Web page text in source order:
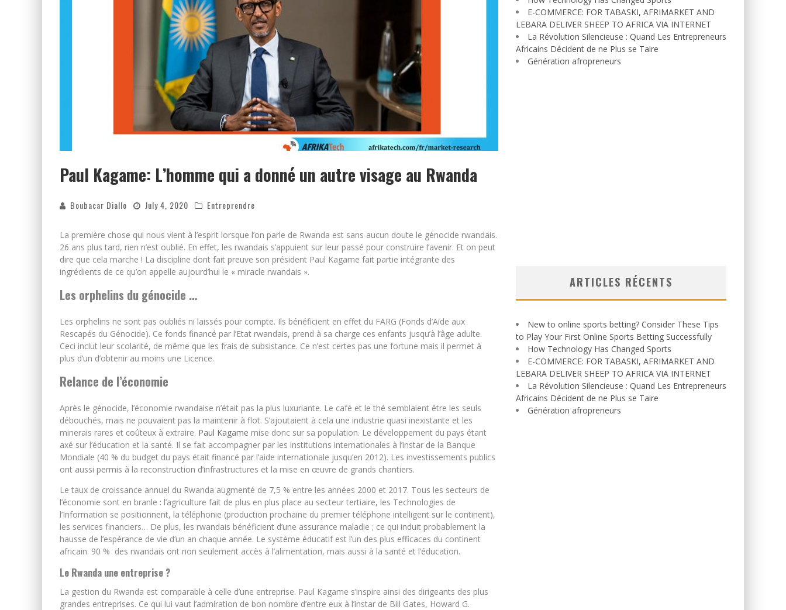
Paul Kagame: L’homme qui a donné un autre visage au Rwanda
Boubacar Diallo July 4, 2020 Entreprendre
La première chose qui nous vient à l’esprit lorsque l’on parle de Rwanda est sans aucun doute le génocide rwandais.
26 ans plus tard, rien n’est oublié. En effet, les rwandais s’appuient sur leur passé pour construire l’avenir. Et on peut
dire que cela marche ! La discipline dont fait preuve son président Paul Kagame fait partie intégrante des
ingrédients de ce qu’on appelle aujourd’hui le « miracle rwandais ».
Les orphelins du génocide …
Les orphelins ne sont pas oubliés ni laissés pour compte. Ils bénéficient en effet du FARG (Fonds d’Aide aux
Rescapés du Génocide). Ce fonds financé par l’Etat rwandais, prend à sa charge ces enfants jusqu’à l’âge adulte.
Ceci inclut leur scolarité, de même que les frais de subsistance. Ce n’est certes pas une fortune mais il permet à
plus d’un d’obtenir au moins une Licence.
Relance de l’économie
Après le génocide, l’économie rwandaise n’était pas la plus luxuriante. Le café et le thé semblaient être les seuls
débouchés, mais ne pouvaient pas la maintenir à flot. S’ajoutaient à cela une industrie quasi inexistante et les
minerais rares et coûteux à extraire. Paul Kagame mise donc sur sa population. Le développement du pays étant
axé sur l’éducation et la santé. Il se fait accompagner par les institutions internationales à l’instar de la Banque
Mondiale (40 % du budget du pays était financé par l’aide internationale jusqu’en 2012). Les investissements publics
ont aussi permis à la reconstruction d’infrastructures et la mise en œuvre de grands chantiers.
Le taux de croissance annuel du Rwanda augmenté de 7,5 % entre les années 2000 et 2017. Tous les secteurs de
l’économie sont en branle : l’agriculture fait de plus en plus place au secteur tertiaire, les Technologies de
l’Information se positionnent, la téléphonie (production prochaine du premier téléphone intelligent sur le continent),
les services financiers… De plus, les rwandais bénéficient d’une assurance maladie ; ce qui induit probablement la
hausse de l’espérance de vie d’un an chaque année. Le système éducatif est l’un des plus efficaces du continent
africain. 90 % des rwandais ont non seulement accès à l’alimentation, mais aussi à la santé et l’éducation.
Le Rwanda une entreprise ?
La gestion du Rwanda est comparable à celle d’une entreprise. Paul Kagame s’inspire ainsi des dirigeants des plus
grandes entreprises. Ce qui lui vaut l’admiration de bon nombre d’entre eux à l’instar de Bill Gates, Howard G.
E-COMMERCE: FOR TABASKI, AFRIMARKET AND
LEBARA DELIVER SHEEP TO AFRICA VIA INTERNET
La Révolution Silencieuse : Quand Les Entrepreneurs
Africains Décident de ne Plus se Taire
Génération afropreneurs
ARTICLES RÉCENTS
New to online sports betting? Consider These Tips
to Play Your First Online Sports Betting Successfully
How Technology Has Changed Sports
E-COMMERCE: FOR TABASKI, AFRIMARKET AND
LEBARA DELIVER SHEEP TO AFRICA VIA INTERNET
La Révolution Silencieuse : Quand Les Entrepreneurs
Africains Décident de ne Plus se Taire
Génération afropreneurs